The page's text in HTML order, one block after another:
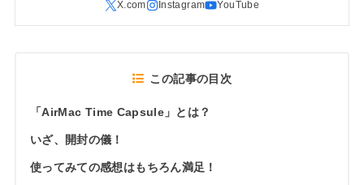
この記事の目次
「AirMac Time Capsule」とは？
いざ、開封の儀！
使ってみての感想はもちろん満足！